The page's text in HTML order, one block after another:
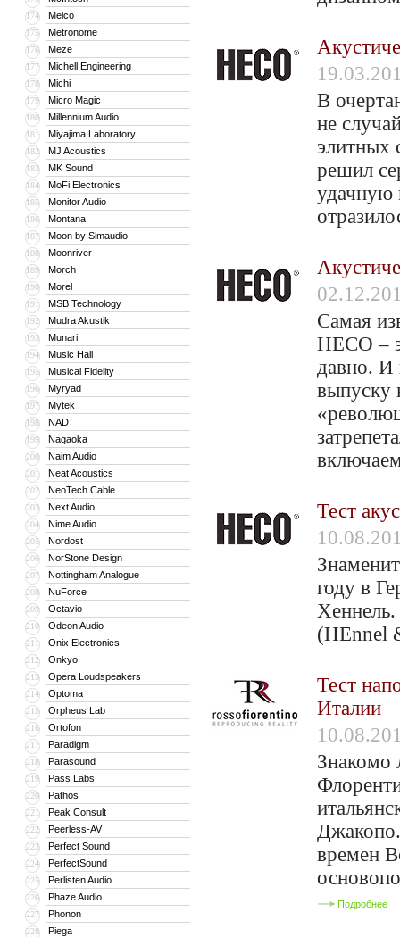
174 Melco
175 Metronome
176 Meze
177 Michell Engineering
178 Michi
179 Micro Magic
180 Millennium Audio
181 Miyajima Laboratory
182 MJ Acoustics
183 MK Sound
184 MoFi Electronics
185 Monitor Audio
186 Montana
187 Moon by Simaudio
188 Moonriver
189 Morch
190 Morel
191 MSB Technology
192 Mudra Akustik
193 Munari
194 Music Hall
195 Musical Fidelity
196 Myryad
197 Mytek
198 NAD
199 Nagaoka
200 Naim Audio
201 Neat Acoustics
202 NeoTech Cable
203 Next Audio
204 Nime Audio
205 Nordost
206 NorStone Design
207 Nottingham Analogue
208 NuForce
209 Octavio
210 Odeon Audio
211 Onix Electronics
212 Onkyo
213 Opera Loudspeakers
214 Optoma
215 Orpheus Lab
216 Ortofon
217 Paradigm
218 Parasound
219 Pass Labs
220 Pathos
221 Peak Consult
222 Peerless-AV
223 Perfect Sound
224 PerfectSound
225 Perlisten Audio
226 Phaze Audio
227 Phonon
228 Piega
В
не
элитных
решил
удачную
Самая
HECO –
давно. И
выпуску
Тест
году в
(HEnnel
Тест
Италии
Знакомо
времен
Подробнее